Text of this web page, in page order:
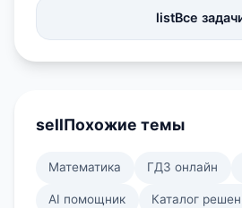
listВсе
sellПохожие темы
Математика ГДЗ онлайн
AI помощник Каталог